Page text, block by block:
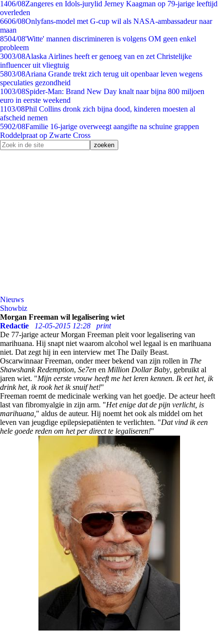
1406/08Zangeres en Idols-jurylid Jerney Kaagman op 79-jarige leeftijd
overleden
6606/08Onlyfans-model met G-cup wil als NASA-ambassadeur naar
maan
8504/08'Witte' mannen discrimineren is volgens OM geen enkel
probleem
3003/08Alaska Airlines heeft er genoeg van en zet Christelijke
influencer uit vliegtuig
5803/08Ariana Grande trekt zich terug uit openbaar leven wegens
speculaties gezondheid
1003/08Spider-Man: Brand New Day knalt naar bijna 800 miljoen
euro in eerste weekend
1103/08Phil Collins dronk zich bijna dood, kinderen moesten al
afscheid nemen
5902/08Familie 16-jarige overweegt aangifte na schuine grappen
Roddelpraat op Zwarte Cross
Nieuws
Showbiz
Morgan Freeman wil legalisering wiet
Redactie
12-05-2015 12:28
print
De 77-jarige acteur Morgan Freeman pleit voor legalisering van
marihuana. Hij snapt niet waarom alcohol wel legaal is en marihuana
niet. Dat zegt hij in een interview met The Daily Beast.
Oscarwinnaar Freeman, onder meer bekend van zijn rollen in The
Shawshank Redemption, Se7en en Million Dollar Baby, gebruikt al
jaren wiet. "Mijn eerste vrouw heeft me het leren kennen. Ik eet het, ik
drink het, ik rook het ik snuif het!"
Freeman roemt de medicinale werking van het goedje. De acteur heeft
last van fibromyalgie in zijn arm. "Het enige dat de pijn verlicht, is
marihuana, " aldus de auteur. Hij noemt het ook als middel om het
leven van jeugdige epilepsiepatiënten te verlichten. "Dat vind ik een
hele goede reden om het per direct te legaliseren!"